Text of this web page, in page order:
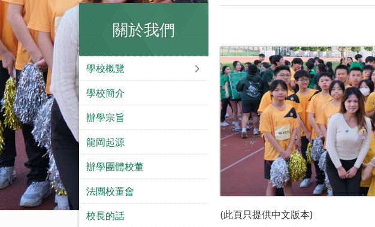
(此頁只提供中文版本)
關於我們
學校概覽
學校簡介
辦學宗旨
龍岡起源
辦學團體校董
法團校董會
校長的話